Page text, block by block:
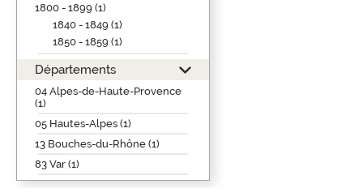
1800 - 1899 (1)
1840 - 1849 (1)
1850 - 1859 (1)
Départements
04 Alpes-de-Haute-Provence
(1)
05 Hautes-Alpes (1)
13 Bouches-du-Rhône (1)
83 Var (1)